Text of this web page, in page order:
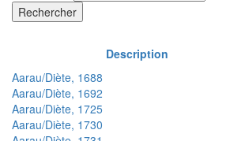
Rechercher
Description
Aarau/Diète, 1688
Aarau/Diète, 1692
Aarau/Diète, 1725
Aarau/Diète, 1730